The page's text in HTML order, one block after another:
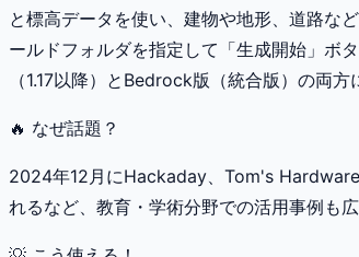
と標高データを使い、建物や地形、道路な
ールドフォルダを指定して「生成開始」ボ
（1.17以降）とBedrock版（統合版）の両方
🔥 なぜ話題？
2024年12月にHackaday、Tom's
れるなど、教育・学術分野での活用事例も